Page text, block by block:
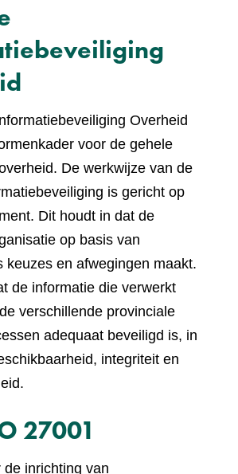
Overheid
voor de gehele
De werkwijze van de
is gericht op
Dit houdt in dat de
op basis van
keuzes en afwegingen maakt.
de informatie die verwerkt
verschillende provinciale
adequaat beveiligd is, in
integriteit en
27001
de inrichting van